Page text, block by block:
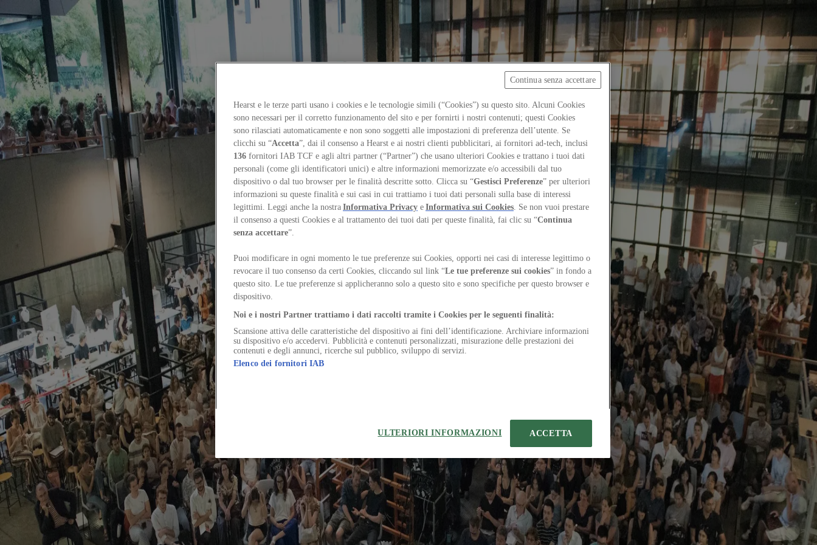
Focus on
Now
Contatti
IT
Log in
Home
#triennalemilano
La fiera delle diseguaglianze
Marco Biraghi
La 24a Esposizione Internazionale di Triennale Milano, ambito di indagine della Milano Arch Week 2025, letta dallo storico dell’architettura e docente del Politecnico di Milano
Events
Un evento fatto di idee
Nina Bassoli and Matteo Ruta
I curatori di Milano Arch Week raccontano la genesi dell’edizione 2025: un laboratorio che mette assieme progettisti ed esperti da tutto il mondo per individuare nuovi pradigmi per l’architettura
The Global Architecture Platforfm
Terms of UsePrivacy noticeAccessibilitàHearst.itAbbonationline.it
Direttore Responsabile – Alessandro Valenti
©2025 HEARST MAGAZINES ITALIA SPA P. IVA 12212110154 | VIA ROBERTO BRACCO, 6, 20159, MILANO - ITALY
Registro imprese di Milano e Cod. Fisc. 0759 2830 157 - Part.Iva 1221 2110 154 - REA di Milano 116 978 6
Hearst e le terze parti usano i cookies e le tecnologie simili (“Cookies”) su questo sito. Alcuni Cookies
sono necessari per il corretto funzionamento del sito e per fornirti i nostri contenuti; questi Cookies
sono rilasciati automaticamente e non sono soggetti alle impostazioni di preferenza dell’utente. Se
clicchi su “Accetta”, dai il consenso a Hearst e ai nostri clienti pubblicitari, ai fornitori ad-tech, inclusi
136 fornitori IAB TCF e agli altri partner (“Partner”) che usano ulteriori Cookies e trattano i tuoi dati
personali (come gli identificatori unici) e altre informazioni memorizzate e/o accessibili dal tuo
dispositivo o dal tuo browser per le finalità descritte sotto. Clicca su “Gestisci Preferenze” per ulteriori
informazioni su queste finalità e sui casi in cui trattiamo i tuoi dati personali sulla base di interessi
legittimi. Leggi anche la nostraInformativa Privacy eInformativa sui Cookies. Se non vuoi prestare
il consenso a questi Cookies e al trattamento dei tuoi dati per queste finalità, fai clic su “Continua
senza accettare”.
Puoi modificare in ogni momento le tue preferenze sui Cookies, opporti nei casi di interesse legittimo o
revocare il tuo consenso da certi Cookies, cliccando sul link “Le tue preferenze sui cookies” in fondo a
questo sito. Le tue preferenze si applicheranno solo a questo sito e sono specifiche per questo browser e
dispositivo.
Noi e i nostri Partner trattiamo i dati raccolti tramite i Cookies per le seguenti finalità:
Scansione attiva delle caratteristiche del dispositivo ai fini dell’identificazione. Archiviare informazioni
su dispositivo e/o accedervi. Pubblicità e contenuti personalizzati, misurazione delle prestazioni dei
contenuti e degli annunci, ricerche sul pubblico, sviluppo di servizi.
Elenco dei fornitori IAB
ULTERIORI INFORMAZIONI ACCETTA
Continua senza accettare